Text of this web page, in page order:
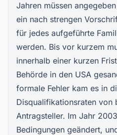
Jahren müssen
ein nach strengen
für jedes aufgeführte
werden. Bis vor kurzem
innerhalb einer kurzen
Behörde in den USA
formale Fehler kam es in
Disqualifikationsraten von
Antragsteller. Im Jahr
Bedingungen geändert,